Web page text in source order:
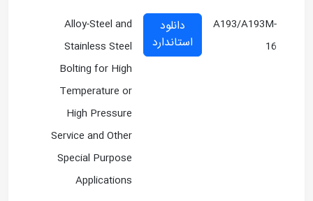
A193/A193M-
16
دانلود
استاندارد
Alloy-Steel and
Stainless Steel
Bolting for High
Temperature or
High Pressure
Service and Other
Special Purpose
Applications